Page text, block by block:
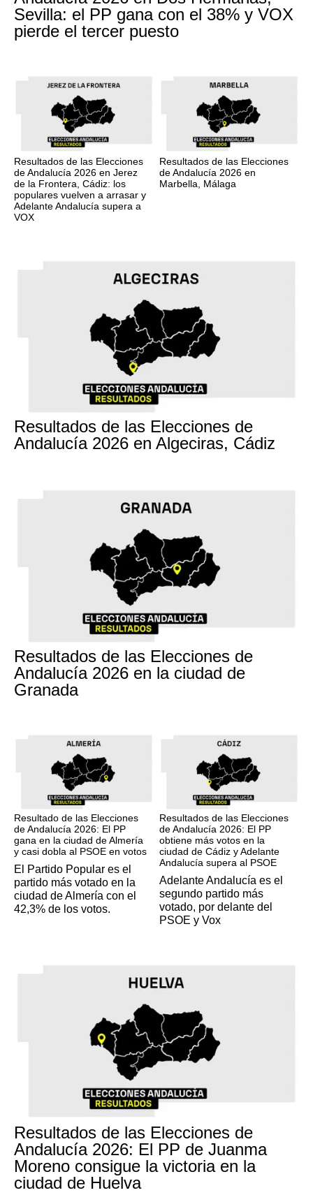
Sevilla: el PP gana con el 38% y VOX
pierde el tercer puesto
Resultados de las Elecciones
de Andalucía 2026 en Jerez
de la Frontera, Cádiz: los
populares vuelven a arrasar y
Adelante Andalucía supera a
VOX
Resultados de las Elecciones
de Andalucía 2026 en
Marbella, Málaga
Resultados de las Elecciones de
Andalucía 2026 en Algeciras, Cádiz
Resultados de las Elecciones de
Andalucía 2026 en la ciudad de
Granada
Resultado de las Elecciones
de Andalucía 2026: El PP
gana en la ciudad de Almería
y casi dobla al PSOE en votos
El Partido Popular es el
partido más votado en la
ciudad de Almería con el
42,3% de los votos.
Resultados de las Elecciones
de Andalucía 2026: El PP
obtiene más votos en la
ciudad de Cádiz y Adelante
Andalucía supera al PSOE
Adelante Andalucía es el
segundo partido más
votado, por delante del
PSOE y Vox
Resultados de las Elecciones de
Andalucía 2026: El PP de Juanma
Moreno consigue la victoria en la
ciudad de Huelva